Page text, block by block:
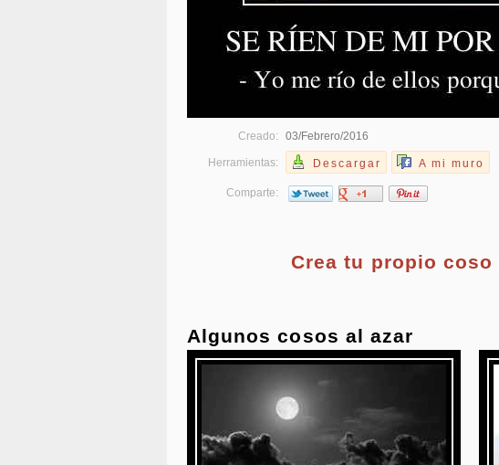
Creado: 03/Febrero/2016
Herramientas: Descargar A mi muro
Comparte:
Crea tu propio coso
Algunos cosos al azar